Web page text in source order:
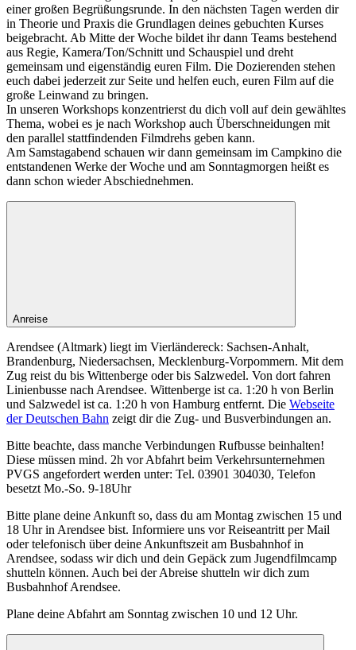
einer großen Begrüßungsrunde. In den nächsten Tagen werden dir
in Theorie und Praxis die Grundlagen deines gebuchten Kurses
beigebracht. Ab Mitte der Woche bildet ihr dann Teams bestehend
aus Regie, Kamera/Ton/Schnitt und Schauspiel und dreht
gemeinsam und eigenständig euren Film. Die Dozierenden stehen
euch dabei jederzeit zur Seite und helfen euch, euren Film auf die
große Leinwand zu bringen.
In unseren Workshops konzentrierst du dich voll auf dein gewähltes
Thema, wobei es je nach Workshop auch Überschneidungen mit
den parallel stattfindenden Filmdrehs geben kann.
Am Samstagabend schauen wir dann gemeinsam im Campkino die
entstandenen Werke der Woche und am Sonntagmorgen heißt es
dann schon wieder Abschiednehmen.
Anreise
Arendsee (Altmark) liegt im Vierländereck: Sachsen-Anhalt,
Brandenburg, Niedersachsen, Mecklenburg-Vorpommern. Mit dem
Zug reist du bis Wittenberge oder bis Salzwedel. Von dort fahren
Linienbusse nach Arendsee. Wittenberge ist ca. 1:20 h von Berlin
und Salzwedel ist ca. 1:20 h von Hamburg entfernt. Die Webseite
der Deutschen Bahn zeigt dir die Zug- und Busverbindungen an.
Bitte beachte, dass manche Verbindungen Rufbusse beinhalten!
Diese müssen mind. 2h vor Abfahrt beim Verkehrsunternehmen
PVGS angefordert werden unter: Tel. 03901 304030, Telefon
besetzt Mo.-So. 9-18Uhr
Bitte plane deine Ankunft so, dass du am Montag zwischen 15 und
18 Uhr in Arendsee bist. Informiere uns vor Reiseantritt per Mail
oder telefonisch über deine Ankunftszeit am Busbahnhof in
Arendsee, sodass wir dich und dein Gepäck zum Jugendfilmcamp
shutteln können. Auch bei der Abreise shutteln wir dich zum
Busbahnhof Arendsee.
Plane deine Abfahrt am Sonntag zwischen 10 und 12 Uhr.